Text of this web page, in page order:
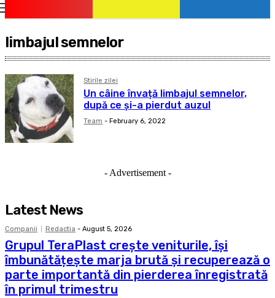
limbajul semnelor
Stirile zilei
Un câine învață limbajul semnelor,
după ce și-a pierdut auzul
Team - February 6, 2022
- Advertisement -
Latest News
Companii Redactia - August 5, 2026
Grupul TeraPlast crește veniturile, își
îmbunătățește marja brută și recuperează o
parte importantă din pierderea înregistrată
în primul trimestru